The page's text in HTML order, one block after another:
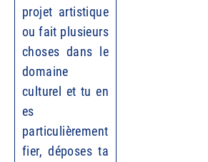
projet artistique
ou fait plusieurs
choses dans le
domaine
culturel et tu en
es
particulièrement
fier, déposes ta